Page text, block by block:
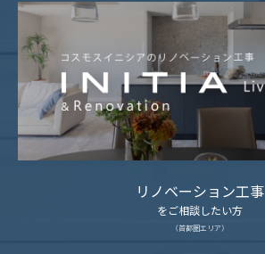
リノベーション工事
をご相談したい方
（首都圏エリア）